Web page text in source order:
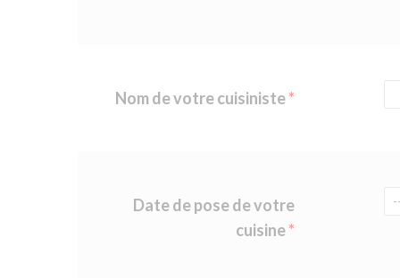
Nom de votre cuisiniste
Date de pose de votre
cuisine